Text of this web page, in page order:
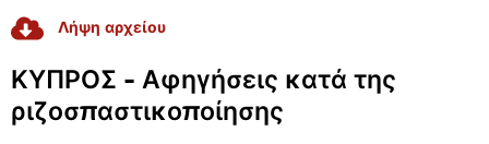
RADICAL GAME
GAME-Based Pedagogies For Youth-Led
Λήψη αρχείου
ΚΥΠΡΟΣ - Αφηγήσεις κατά της
ριζοσπαστικοποίησης